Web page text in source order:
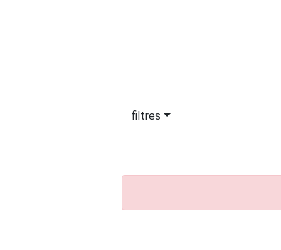
filtres